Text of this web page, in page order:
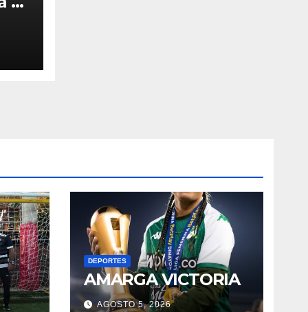
DEPORTES
AMARGA VICTORIA
AGOSTO 5, 2026